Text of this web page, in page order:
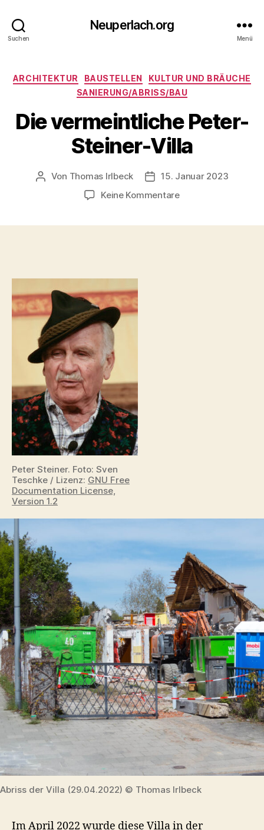
Suchen
Neuperlach.org
Menü
Kategorien
ARCHITEKTUR BAUSTELLEN
KULTUR UND BRÄUCHE
SANIERUNG/ABRISS/BAU
Die vermeintliche Peter-
Steiner-Villa
Beitragsautor
Von Thomas Irlbeck Veröffentlichungsdatum
15. Januar 2023
Keine Kommentarezu
Peter Steiner. Foto: Sven
Teschke / Lizenz: GNU Free
Documentation License,
Version 1.2
Abriss der Villa (29.04.2022) © Thomas Irlbeck
Im April 2022 wurde diese Villa in der